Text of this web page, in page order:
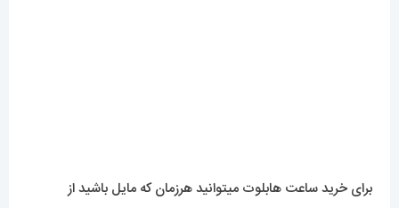
برای خرید ساعت هابلوت میتوانید هرزمان که مایل باشید از